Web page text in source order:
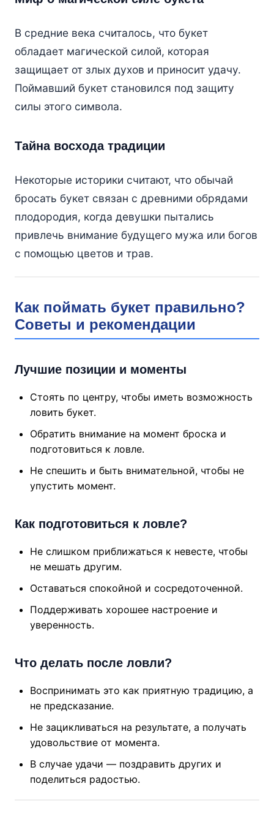
В средние века считалось, что букет
обладает магической силой, которая
защищает от злых духов и приносит удачу.
Поймавший букет становился под защиту
силы этого символа.
Тайна восхода традиции
Некоторые историки считают, что обычай
бросать букет связан с древними обрядами
плодородия, когда девушки пытались
привлечь внимание будущего мужа или богов
с помощью цветов и трав.
Как поймать букет правильно?
Советы и рекомендации
Лучшие позиции и моменты
Стоять по центру, чтобы иметь возможность
ловить букет.
Обратить внимание на момент броска и
подготовиться к ловле.
Не спешить и быть внимательной, чтобы не
упустить момент.
Как подготовиться к ловле?
Не слишком приближаться к невесте, чтобы
не мешать другим.
Оставаться спокойной и сосредоточенной.
Поддерживать хорошее настроение и
уверенность.
Что делать после ловли?
Воспринимать это как приятную традицию, а
не предсказание.
Не зацикливаться на результате, а получать
удовольствие от момента.
В случае удачи — поздравить других и
поделиться радостью.